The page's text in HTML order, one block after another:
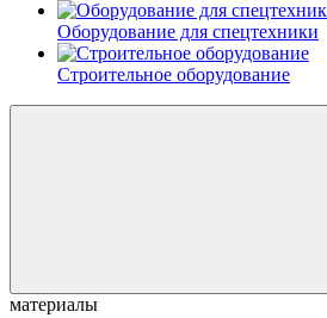
Оборудование для спецтехники
Строительное оборудование
материалы